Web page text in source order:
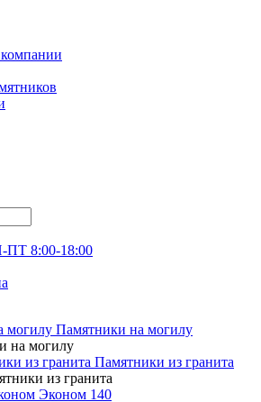
8:00-18:00
Памятники на могилу
на могилу
Памятники из гранита
из гранита
Эконом 140